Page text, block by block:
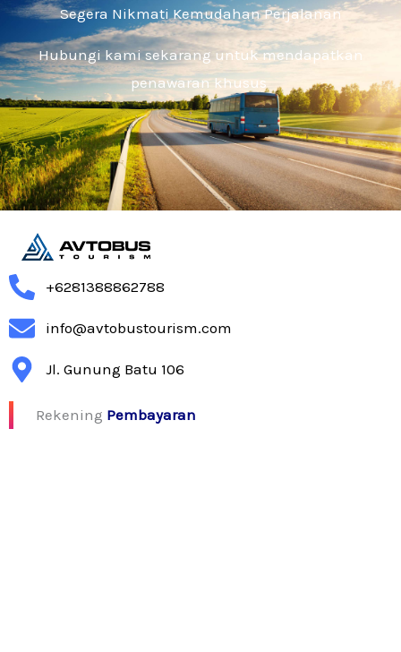
Segera Nikmati Kemudahan Perjalanan
Hubungi kami sekarang untuk mendapatkan
penawaran khusus
+6281388862788
info@avtobustourism.com
Jl. Gunung Batu 106
Rekening Pembayaran